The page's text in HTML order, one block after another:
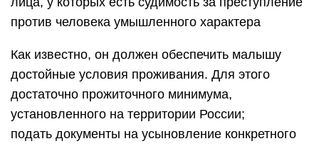
против человека умышленного характера
Как известно, он должен обеспечить малышу
достойные условия проживания. Для этого
достаточно прожиточного минимума,
установленного на территории России;
подать документы на усыновление конкретного